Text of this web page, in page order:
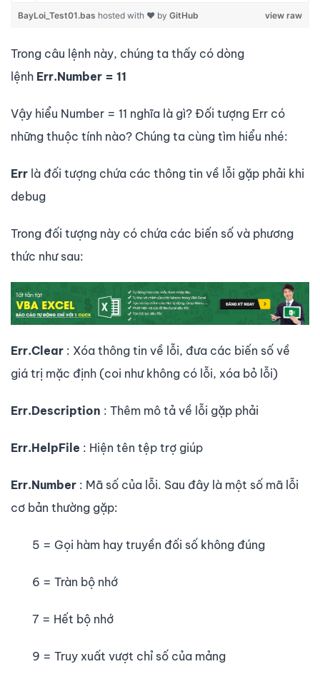
view raw
BayLoi_Test01.bas hosted with ❤ by GitHub
Trong câu lệnh này, chúng ta thấy có dòng
lệnh Err.Number = 11
Vậy hiểu Number = 11 nghĩa là gì? Đối tượng Err có
những thuộc tính nào? Chúng ta cùng tìm hiểu nhé:
Err là đối tượng chứa các thông tin về lỗi gặp phải khi
debug
Trong đối tượng này có chứa các biến số và phương
thức như sau:
Err.Clear : Xóa thông tin về lỗi, đưa các biến số về
giá trị mặc định (coi như không có lỗi, xóa bỏ lỗi)
Err.Description : Thêm mô tả về lỗi gặp phải
Err.HelpFile : Hiện tên tệp trợ giúp
Err.Number : Mã số của lỗi. Sau đây là một số mã lỗi
cơ bản thường gặp:
5 = Gọi hàm hay truyền đối số không đúng
6 = Tràn bộ nhớ
7 = Hết bộ nhớ
9 = Truy xuất vượt chỉ số của mảng